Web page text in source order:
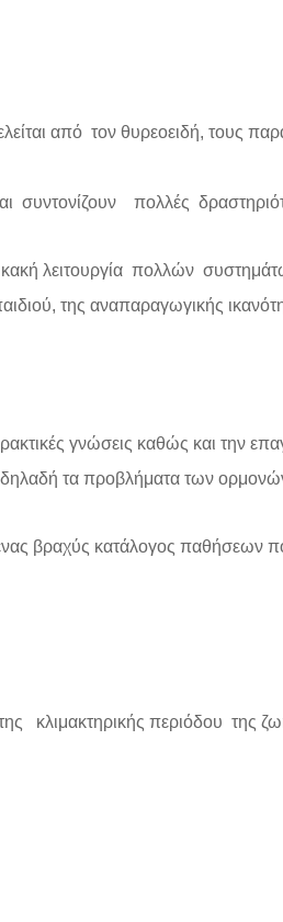
από τον θυρεοειδή, τους
συντονίζουν πολλές
κακή λειτουργία πολλών
της αναπαραγωγικής
γνώσεις καθώς και την
τα προβλήματα των
βραχύς κατάλογος παθήσεων
κλιμακτηρικής περιόδου της